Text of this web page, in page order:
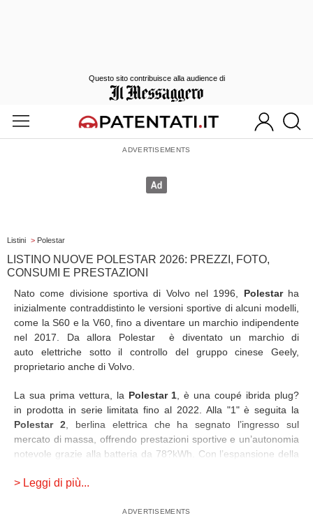
Listini > Polestar
LISTINO NUOVE POLESTAR 2026: PREZZI, FOTO,
CONSUMI E PRESTAZIONI
Nato come divisione sportiva di Volvo nel 1996, Polestarha
inizialmente contraddistinto le versioni sportive di alcuni modelli,
come la S60 e la V60, fino a diventare un marchio indipendente
nel 2017. Da allora Polestar è diventato un marchio di
auto elettriche sotto il controllo del gruppo cinese Geely,
proprietario anche di Volvo.
La sua prima vettura, la Polestar 1 , è una coupé ibrida plug?
in prodotta in serie limitata fino al 2022. Alla "1" è seguita la
Polestar 2 , berlina elettrica che ha segnato l’ingresso sul
mercato di massa, offrendo prestazioni sportive e un’autonomia
notevole grazie alla batteria da 78?kWh. Con l’espansione della
marchio globale di veicoli elettrici premium contraddistinti
> Leggi di più...
Questo sito contribuisce alla audience di